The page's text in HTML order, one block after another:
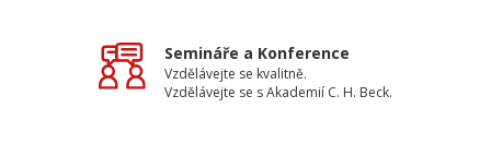
Semináře a Konference
Vzdělávejte se kvalitně.
Vzdělávejte se s Akademií C. H. Beck.